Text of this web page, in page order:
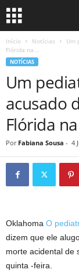
Início Notícias
Um
Flórida na...
NOTÍCIAS
Um
acusado
Flórida
Por Fabiana Sousa - 4
Oklahoma O
dizem que ele
morte acidental de
quinta -feira.